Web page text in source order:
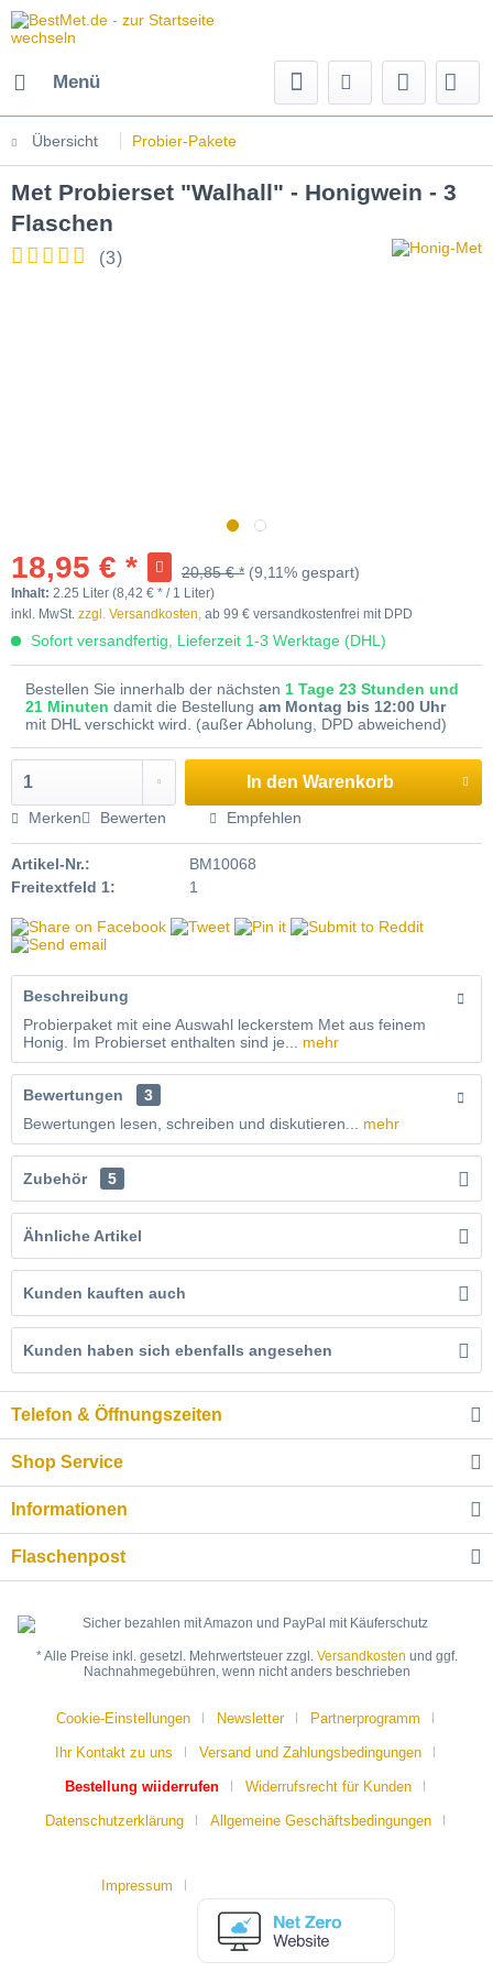
Menü
Übersicht Probier-Pakete
Met Probierset "Walhall" - Honigwein - 3
Flaschen
(3)
18,95 € * 20,85 € * (9,11% gespart)
Inhalt: 2.25 Liter (8,42 € * / 1 Liter)
inkl. MwSt. zzgl. Versandkosten, ab 99 € versandkostenfrei mit DPD
Sofort versandfertig, Lieferzeit 1-3 Werktage (DHL)
Bestellen Sie innerhalb der nächsten 1 Tage 23 Stunden und
21 Minuten damit die Bestellung am Montag bis 12:00 Uhr
mit DHL verschickt wird. (außer Abholung, DPD abweichend)
In den Warenkorb
Merken Bewerten Empfehlen
Artikel-Nr.:
BM10068
Freitextfeld 1:
1
Beschreibung
Probierpaket mit eine Auswahl leckerstem Met aus feinem
Honig. Im Probierset enthalten sind je...
mehr
Bewertungen
3
Bewertungen lesen, schreiben und diskutieren...
mehr
Zubehör 5
Ähnliche Artikel
Kunden kauften auch
Kunden haben sich ebenfalls angesehen
Telefon & Öffnungszeiten
Shop Service
Informationen
Flaschenpost
* Alle Preise inkl. gesetzl. Mehrwertsteuer zzgl. Versandkosten und ggf.
Nachnahmegebühren, wenn nicht anders beschrieben
Cookie-Einstellungen Newsletter Partnerprogramm
Ihr Kontakt zu uns Versand und Zahlungsbedingungen
Bestellung wiiderrufen Widerrufsrecht für Kunden
Datenschutzerklärung Allgemeine Geschäftsbedingungen
Impressum